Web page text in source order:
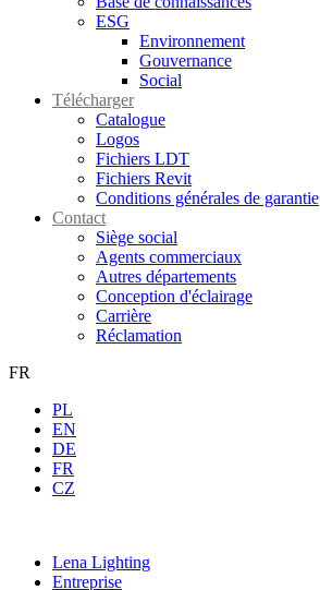
ESG
Environnement
Gouvernance
Social
Télécharger
Catalogue
Logos
Fichiers LDT
Fichiers Revit
Conditions générales de garantie
Contact
Siège social
Agents commerciaux
Autres départements
Conception d'éclairage
Carrière
Réclamation
FR
PL
EN
DE
FR
CZ
Lena Lighting
Entreprise